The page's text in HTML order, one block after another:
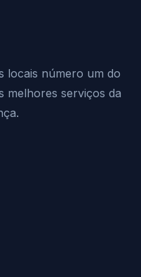
locais número um do
melhores serviços da